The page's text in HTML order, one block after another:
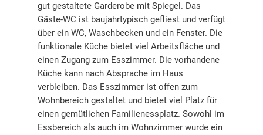
gut gestaltete Garderobe mit Spiegel. Das
Gäste-WC ist baujahrtypisch gefliest und verfügt
über ein WC, Waschbecken und ein Fenster. Die
funktionale Küche bietet viel Arbeitsfläche und
einen Zugang zum Esszimmer. Die vorhandene
Küche kann nach Absprache im Haus
verbleiben. Das Esszimmer ist offen zum
Wohnbereich gestaltet und bietet viel Platz für
einen gemütlichen Familienessplatz. Sowohl im
Essbereich als auch im Wohnzimmer wurde ein